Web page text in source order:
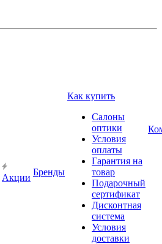
Акции
Бренды
Как купить
Салоны
оптики
Условия
оплаты
Гарантия на
товар
Подарочный
сертификат
Дисконтная
система
Условия
доставки